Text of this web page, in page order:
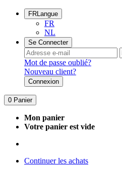
FRLangue
FR
NL
Se Connecter
Mot de passe oublié?
Nouveau client?
Connexion
0 Panier
Mon panier
Votre panier est vide
Continuer les achats